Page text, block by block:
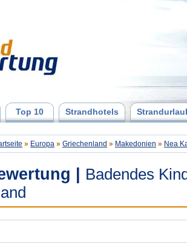
Top 10 Strandhotels
» Europa » Griechenland » Makedonien » Nea
Badendes